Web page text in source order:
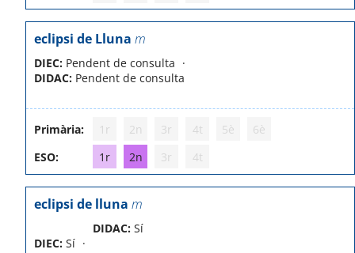
eclipsi de Lluna m
DIEC: Pendent de consulta
DIDAC: Pendent de consulta
Primària: 1r 2n 3r 4t 5è
6è
ESO:
1r 2n 3r 4t
eclipsi de lluna m
DIEC: Sí
DIDAC: Sí